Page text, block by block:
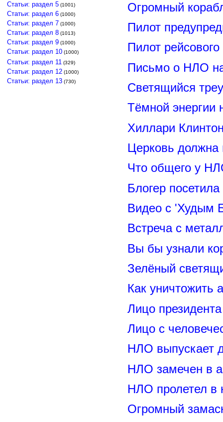
Статьи: раздел 5 (1001)
Статьи: раздел 6 (1000)
Статьи: раздел 7 (1000)
Статьи: раздел 8 (1013)
Статьи: раздел 9 (1000)
Статьи: раздел 10 (1000)
Статьи: раздел 11 (329)
Статьи: раздел 12 (1000)
Статьи: раздел 13 (730)
Огромный
Пилот
Пилот
Письмо о НЛО
Светящийся
Тёмной энергии
Хиллари
Церковь должна
Что общего у
Блогер
Видео с 'Худым
Встреча с
Вы бы узнали
Зелёный
Как уничтожить
Лицо
Лицо с
НЛО выпускает
НЛО замечен в
НЛО пролетел в
Огромный